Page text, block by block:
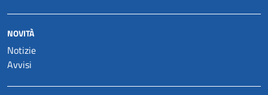
NOVITÀ
Notizie
Avvisi